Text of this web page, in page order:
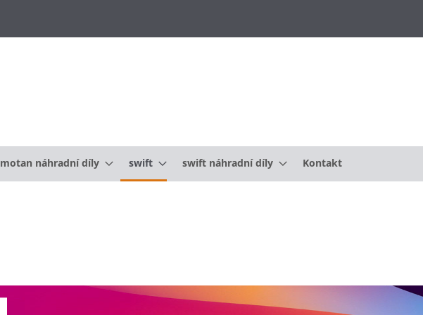
motan náhradní díly swift swift náhradní díly Kontakt